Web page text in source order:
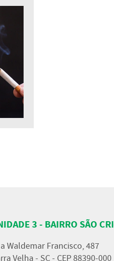
3 - BAIRRO SÃO
Waldemar Francisco, 487
Velha - SC - CEP 88390-000